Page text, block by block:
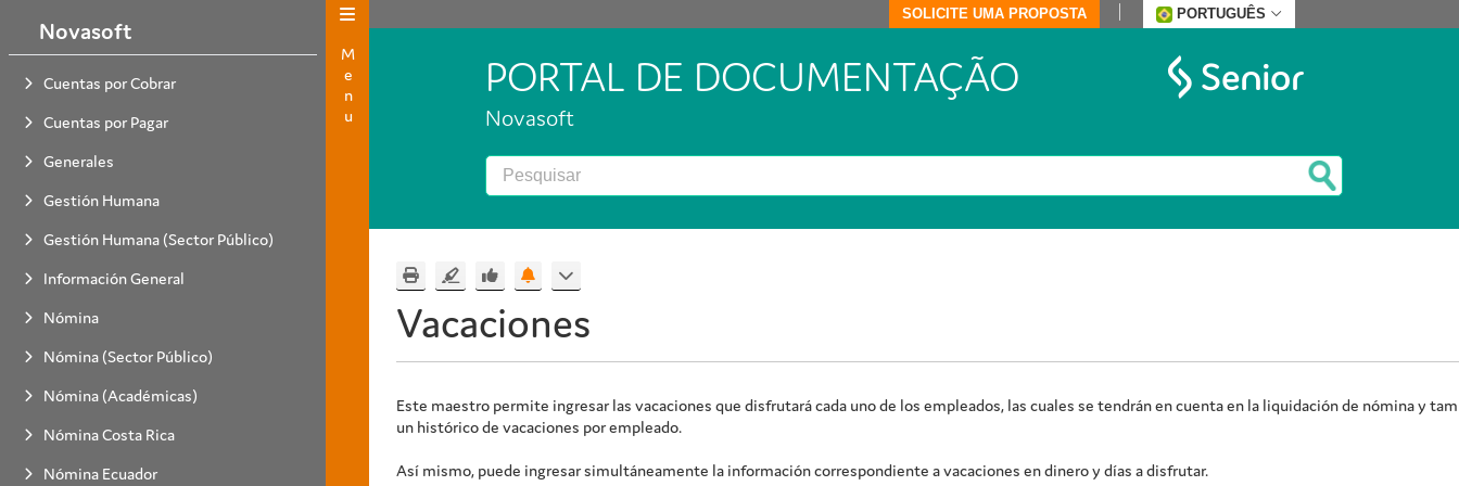
Novasoft
Cuentas por Cobrar
Cuentas por Pagar
Generales
Gestión Humana
Gestión Humana (Sector Público)
Información General
Nómina
Nómina (Sector Público)
Nómina (Académicas)
Nómina Costa Rica
Nómina Ecuador
Menu
SOLICITE UMA PROPOSTA PORTUGUÊS
PORTAL DE DOCUMENTAÇÃO
Novasoft
Vacaciones
Este maestro permite ingresar las vacaciones que disfrutará cada uno de los empleados, las cuales se tendrán en cuenta en la liquidación de nómina y
un histórico de vacaciones por empleado.
Así mismo, puede ingresar simultáneamente la información correspondiente a vacaciones en dinero y días a disfrutar.